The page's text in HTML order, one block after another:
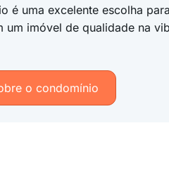
é uma excelente escolha
um imóvel de qualidade na
o condomínio